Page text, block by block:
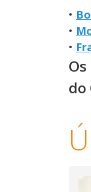
•
•
•
do